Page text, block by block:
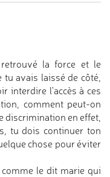
la force et le
avais laissé de côté,
interdire l'accès à ces
comment peut-on
discrimination en effet,
tu dois continuer ton
chose pour éviter
le dit marie qui